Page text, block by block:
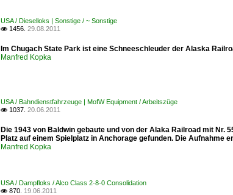
USA / Dieselloks | Sonstige / ~ Sonstige
 1456. 29.08.2011
Im Chugach State Park ist eine Schneeschleuder der Alaska
Manfred Kopka
USA / Bahndienstfahrzeuge | MofW Equipment / Arbeitszüge
 1037. 20.06.2011
Die 1943 von Baldwin gebaute und von der Alaka Railroad mit Nr.
Platz auf einem Spielplatz in Anchorage gefunden. Die Aufnahme
Manfred Kopka
USA / Dampfloks / Alco Class 2-8-0 Consolidation
 870. 19.06.2011